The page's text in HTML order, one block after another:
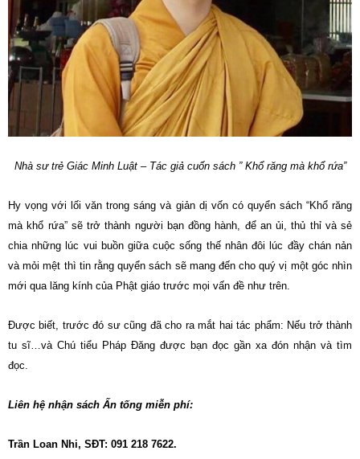
Nhà sư trẻ Giác Minh Luật – Tác giả cuốn sách ” Khổ răng mà khổ rứa”
Hy vọng với lối văn trong sáng và giản dị vốn có quyển sách “Khổ răng
mà khổ rứa” sẽ trở thành người bạn đồng hành, để an ủi, thủ thỉ và sẻ
chia những lúc vui buồn giữa cuộc sống thế nhân đôi lúc đầy chán nản
và mỏi mệt thì tin rằng quyển sách sẽ mang đến cho quý vị một góc nhìn
mới qua lăng kính của Phật giáo trước mọi vấn đề như trên.
Được biết, trước đó sư cũng đã cho ra mắt hai tác phẩm: Nếu trở thành
tu sĩ…và Chú tiểu Pháp Đăng được bạn đọc gần xa đón nhận và tìm
đọc.
Liên hệ nhận sách Ấn tống miễn phí:
Trần Loan Nhi, SĐT: 091 218 7622.